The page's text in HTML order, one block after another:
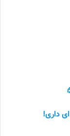
داری!